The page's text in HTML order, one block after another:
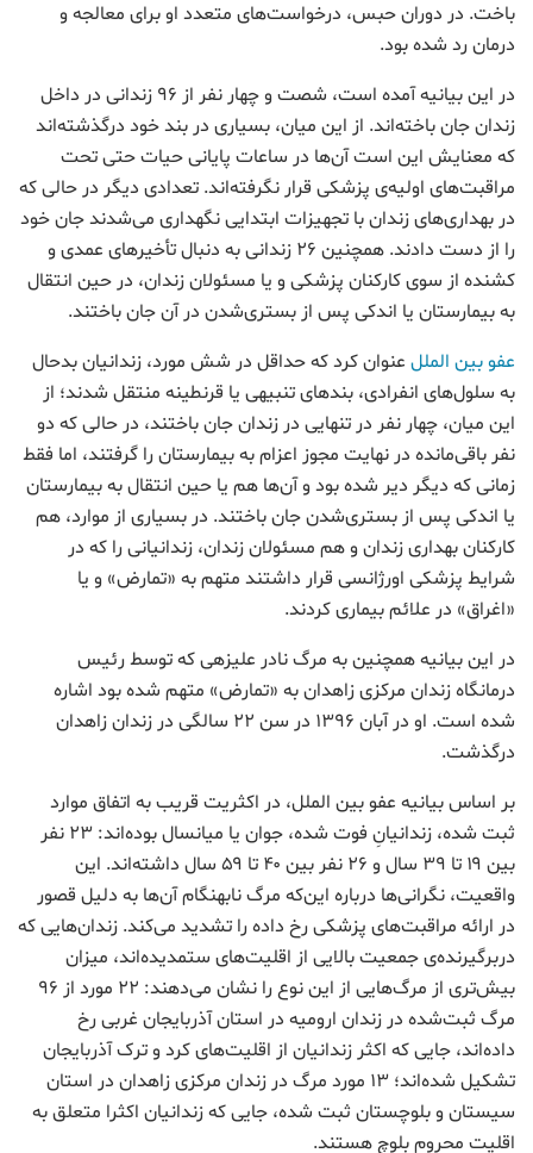
باخت. در دوران حبس، درخواست‌های متعدد او برای معالجه و
درمان رد شده بود.
در این بیانیه آمده است، شصت و چهار نفر از ۹۶ زندانی در داخل
زندان جان باخته‌اند. از این میان، بسیاری در بند خود درگذشته‌اند
که معنایش این است آن‌ها در ساعات پایانی حیات حتی تحت
مراقبت‌های اولیه‌ی پزشکی قرار نگرفته‌اند. تعدادی دیگر در حالی که
در بهداری‌های زندان با تجهیزات ابتدایی نگهداری می‌شدند جان خود
را از دست دادند. همچنین ۲۶ زندانی به دنبال تأخیرهای عمدی و
کشنده از سوی کارکنان پزشکی و یا مسئولان زندان، در حین انتقال
به بیمارستان یا اندکی پس از بستری‌شدن در آن جان باختند.
عفو بین الملل عنوان کرد که حداقل در شش مورد، زندانیان بدحال
به سلول‌های انفرادی، بندهای تنبیهی یا قرنطینه منتقل شدند؛ از
این میان، چهار نفر در تنهایی در زندان جان باختند، در حالی که دو
نفر باقی‌مانده در نهایت مجوز اعزام به بیمارستان را گرفتند، اما فقط
زمانی که دیگر دیر شده بود و آن‌ها هم یا حین انتقال به بیمارستان
یا اندکی پس از بستری‌شدن جان باختند. در بسیاری از موارد، هم
کارکنان بهداری زندان و هم مسئولان زندان، زندانیانی را که در
شرایط پزشکی اورژانسی قرار داشتند متهم به «تمارض» و یا
«اغراق» در علائم بیماری کردند.
در این بیانیه همچنین به مرگ نادر علیزهی که توسط رئیس
درمانگاه زندان مرکزی زاهدان به «تمارض» متهم شده بود اشاره
شده است. او در آبان ۱۳۹۶ در سن ۲۲ سالگی در زندان زاهدان
درگذشت.
بر اساس بیانیه عفو بین الملل، در اکثریت قریب به اتفاق موارد
ثبت شده‌، زندانیانِ فوت شده، جوان یا میانسال بوده‌اند: ۲۳ نفر
بین ۱۹ تا ۳۹ سال و ۲۶ نفر بین ۴۰ تا ۵۹ سال داشته‌‌اند. این
واقعیت، نگرانی‌ها درباره این‌که مرگ نابهنگام آن‌ها به دلیل قصور
در ارائه مراقبت‌های پزشکی رخ داده را تشدید می‌کند. زندان‌هایی که
دربرگیرنده‌ی جمعیت بالایی از اقلیت‌های ستمدیده‌اند، میزان
بیش‌تری از مرگ‌هایی از این نوع را نشان می‌دهند: ۲۲ مورد از ۹۶
مرگ ثبت‌شده در زندان ارومیه در استان آذربایجان غربی رخ
داده‌اند، جایی که اکثر زندانیان از اقلیت‌های کرد و ترک آذربایجان
تشکیل شده‌اند؛ ۱۳ مورد مرگ در زندان مرکزی زاهدان در استان
سیستان و بلوچستان ثبت شده، جایی که زندانیان اکثرا متعلق به
اقلیت محروم بلوچ هستند.